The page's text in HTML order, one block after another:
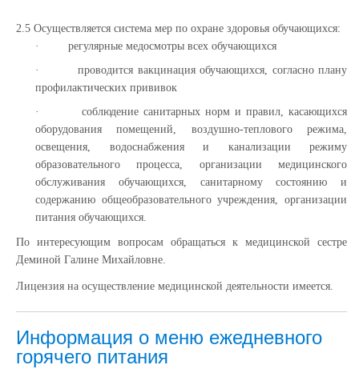
2.5 Осуществляется система мер по охране здоровья обучающихся:
·
регулярные медосмотры всех обучающихся
·
проводится вакцинация обучающихся, согласно плану
профилактических прививок
·
соблюдение санитарных норм и правил, касающихся
оборудования помещений, воздушно-теплового режима,
освещения, водоснабжения и канализации режиму
образовательного процесса, организации медицинского
обслуживания обучающихся, санитарному состоянию и
содержанию общеобразовательного учреждения, организации
питания обучающихся.
По интересующим вопросам обращаться к медицинской сестре
Деминой Галине Михайловне.
Лицензия на осуществление медицинской деятельности имеется.
Информация о меню ежедневного
горячего питания